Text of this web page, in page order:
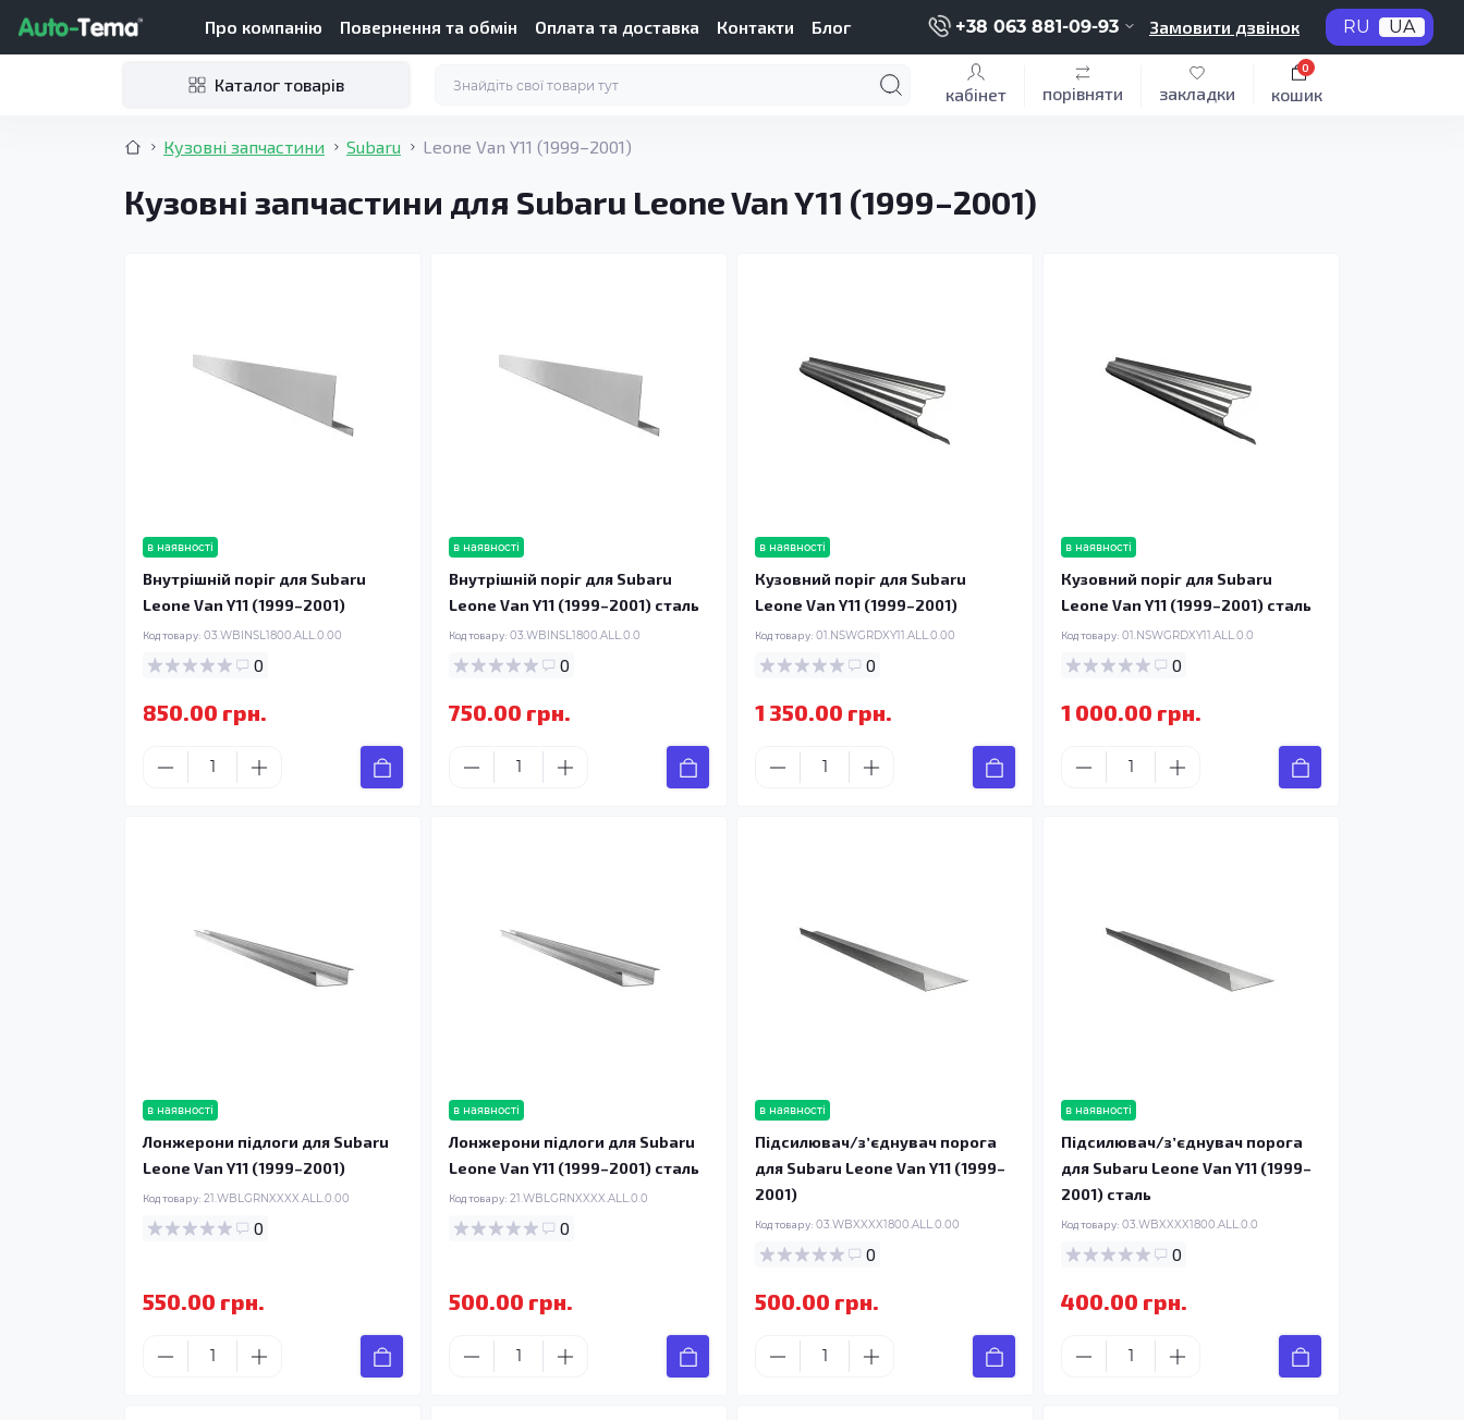
Про компанію Повернення та обмін Оплата та доставка Контакти Блог +38 063 881-09-93 Замовити дзвінок RU UA
Каталог товарів кабінет порівняти закладки кошик
0
Кузовні запчастини Subaru Leone Van Y11 (1999–2001)
Кузовні запчастини для Subaru Leone Van Y11 (1999–2001)
в наявності
Внутрішній поріг для Subaru
Leone Van Y11 (1999–2001)
Код товару: 03.WBINSL1800.ALL.0.00
0
850.00 грн.
в наявності
Внутрішній поріг для Subaru
Leone Van Y11 (1999–2001) сталь
Код товару: 03.WBINSL1800.ALL.0.0
0
750.00 грн.
в наявності
Кузовний поріг для Subaru
Leone Van Y11 (1999–2001)
Код товару: 01.NSWGRDXY11.ALL.0.00
0
1 350.00 грн.
в наявності
Кузовний поріг для Subaru
Leone Van Y11 (1999–2001) сталь
Код товару: 01.NSWGRDXY11.ALL.0.0
0
1 000.00 грн.
в наявності
Лонжерони підлоги для Subaru
Leone Van Y11 (1999–2001)
Код товару: 21.WBLGRNXXXX.ALL.0.00
0
550.00 грн.
в наявності
Лонжерони підлоги для Subaru
Leone Van Y11 (1999–2001) сталь
Код товару: 21.WBLGRNXXXX.ALL.0.0
0
500.00 грн.
в наявності
Підсилювач/зʼєднувач порога
для Subaru Leone Van Y11 (1999–
2001)
Код товару: 03.WBXXXX1800.ALL.0.00
0
500.00 грн.
в наявності
Підсилювач/зʼєднувач порога
для Subaru Leone Van Y11 (1999–
2001) сталь
Код товару: 03.WBXXXX1800.ALL.0.0
0
400.00 грн.